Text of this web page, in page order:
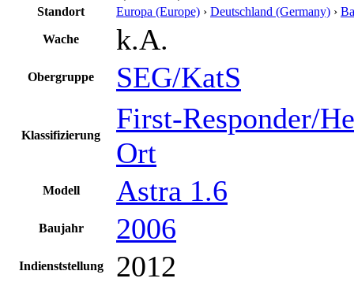
Standort Europa (Europe) › Deutschland (Germany) ›
Wache k.A.
Obergruppe SEG/KatS
Klassifizierung
First-Responder/
Ort
Modell Astra 1.6
Baujahr 2006
Indienststellung 2012